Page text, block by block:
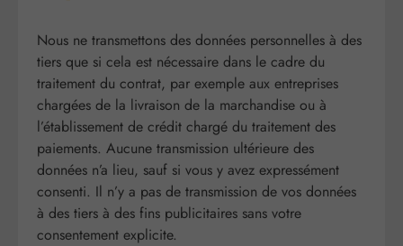
Nous ne transmettons des données personnelles à des
tiers que si cela est nécessaire dans le cadre du
traitement du contrat, par exemple aux entreprises
chargées de la livraison de la marchandise ou à
l’établissement de crédit chargé du traitement des
paiements. Aucune transmission ultérieure des
données n’a lieu, sauf si vous y avez expressément
consenti. Il n’y a pas de transmission de vos données
à des tiers à des fins publicitaires sans votre
consentement explicite.